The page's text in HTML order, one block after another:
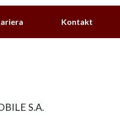
Kontakt
S.A.